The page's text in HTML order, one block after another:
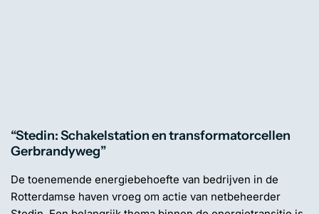
“Stedin: Schakelstation en transformatorcellen
Gerbrandyweg”
De toenemende energiebehoefte van bedrijven in de
Rotterdamse haven vroeg om actie van netbeheerder